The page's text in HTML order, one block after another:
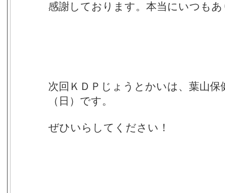
感謝しております。本当にいつも
次回ＫＤＰじょうとかいは、葉山
（日）です。
ぜひいらしてください！